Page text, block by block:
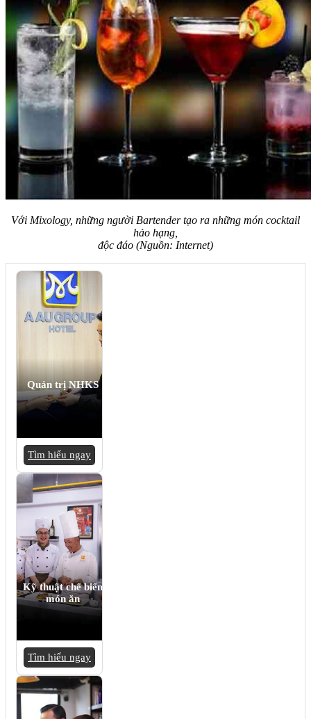
Với Mixology, những người Bartender tạo ra những món cocktail
hảo hạng,
độc đáo (Nguồn: Internet)
Quản trị NHKS
Tìm hiểu ngay
Kỹ thuật chế biến
món ăn
Tìm hiểu ngay